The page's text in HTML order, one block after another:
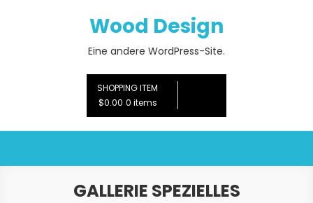
Wood Design
Eine andere WordPress-Site.
SHOPPING ITEM
$0.00 0 items
GALLERIE SPEZIELLES